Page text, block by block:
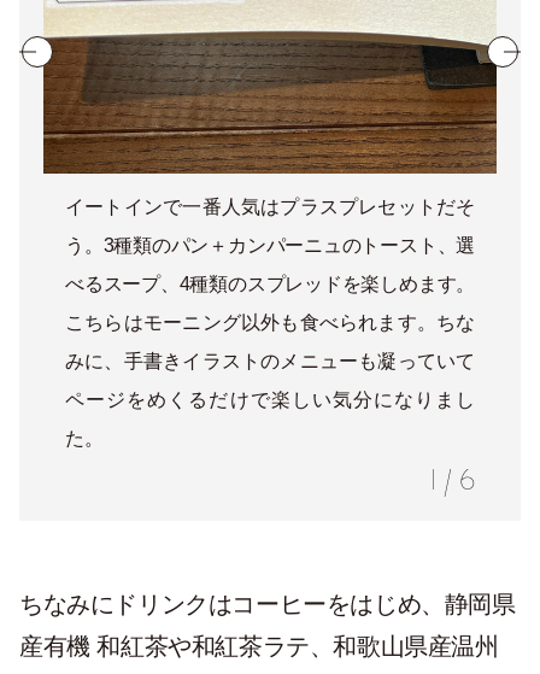
イートインで一番人気はプラスプレセットだそ
う。3種類のパン＋カンパーニュのトースト、選
べるスープ、4種類のスプレッドを楽しめます。
こちらはモーニング以外も食べられます。ちな
みに、手書きイラストのメニューも凝っていて
ページをめくるだけで楽しい気分になりまし
た。
1 / 6
ちなみにドリンクはコーヒーをはじめ、静岡県
産有機 和紅茶や和紅茶ラテ、和歌山県産温州